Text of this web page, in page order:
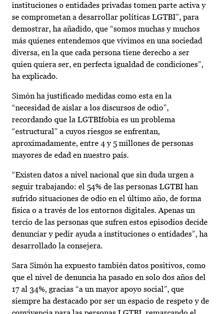
instituciones o entidades privadas tomen parte activa y
se comprometan a desarrollar políticas LGTBI”, para
demostrar, ha añadido, que “somos muchas y muchos
más quienes entendemos que vivimos en una sociedad
diversa, en la que cada persona tiene derecho a ser
quien quiera ser, en perfecta igualdad de condiciones”,
ha explicado.
Simón ha justificado medidas como esta en la
“necesidad de aislar a los discursos de odio”,
recordando que la LGTBIfobia es un problema
“estructural” a cuyos riesgos se enfrentan,
aproximadamente, entre 4 y 5 millones de personas
mayores de edad en nuestro país.
“Existen datos a nivel nacional que sin duda urgen a
seguir trabajando: el 54% de las personas LGTBI han
sufrido situaciones de odio en el último año, de forma
física o a través de los entornos digitales. Apenas un
tercio de las personas que sufren estos episodios decide
denunciar y pedir ayuda a instituciones o entidades”, ha
desarrollado la consejera.
Sara Simón ha expuesto también datos positivos, como
que el nivel de denuncia ha pasado en solo dos años del
17 al 34%, gracias “a un mayor apoyo social”, que
siempre ha destacado por ser un espacio de respeto y de